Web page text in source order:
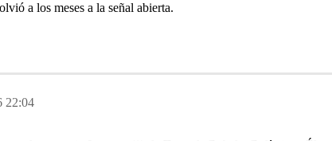
a los meses a la señal abierta.
22:04